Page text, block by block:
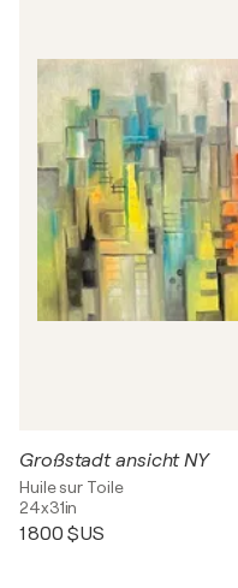
Großstadt ansicht NY
Huile sur Toile
24x31in
1 800 $US